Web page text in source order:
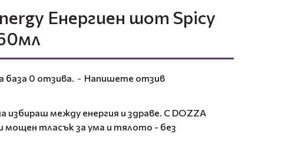
Енергиен шот Spicy
избираш между енергия и здраве. С DOZZA
мощен тласък за ума и тялото - без
база 0 отзива. - Напишете отзив